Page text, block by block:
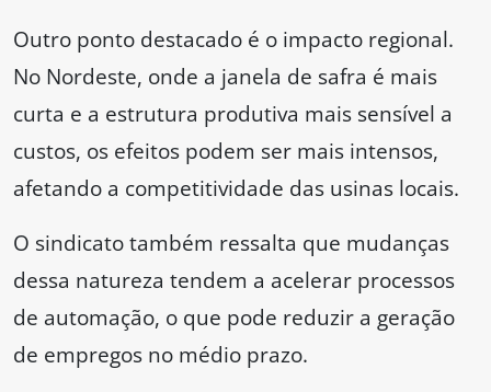
Outro ponto destacado é o impacto regional.
No Nordeste, onde a janela de safra é mais
curta e a estrutura produtiva mais sensível a
custos, os efeitos podem ser mais intensos,
afetando a competitividade das usinas locais.
O sindicato também ressalta que mudanças
dessa natureza tendem a acelerar processos
de automação, o que pode reduzir a geração
de empregos no médio prazo.